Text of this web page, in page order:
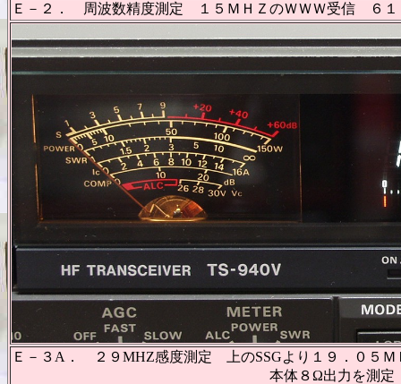
Ｅ－２． 周波数精度測定 １５ＭＨＺのＷＷＷ受信 ６１
Ｅ－３A． ２９MHZ感度測定 上のSSGより１９．０５Ｍ
本体８Ω出力を測定 以下周波数設